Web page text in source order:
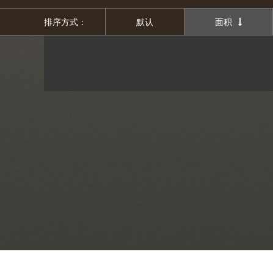
排序方式： 默认 面积